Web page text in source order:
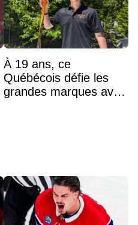
À 19 ans, ce
Québécois défie les
grandes marques avec